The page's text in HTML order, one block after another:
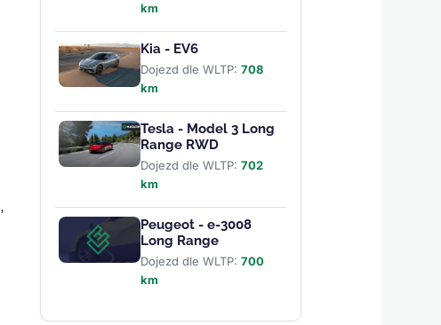
,
km
Kia - EV6
Dojezd dle WLTP: 708
km
Tesla - Model 3 Long
Range RWD
Dojezd dle WLTP: 702
km
Peugeot - e-3008
Long Range
Dojezd dle WLTP: 700
km